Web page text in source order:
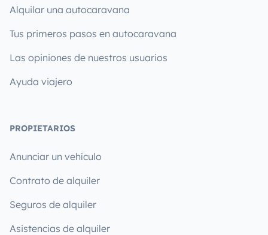
Alquilar una autocaravana
Tus primeros pasos en autocaravana
Las opiniones de nuestros usuarios
Ayuda viajero
PROPIETARIOS
Anunciar un vehículo
Contrato de alquiler
Seguros de alquiler
Asistencias de alquiler